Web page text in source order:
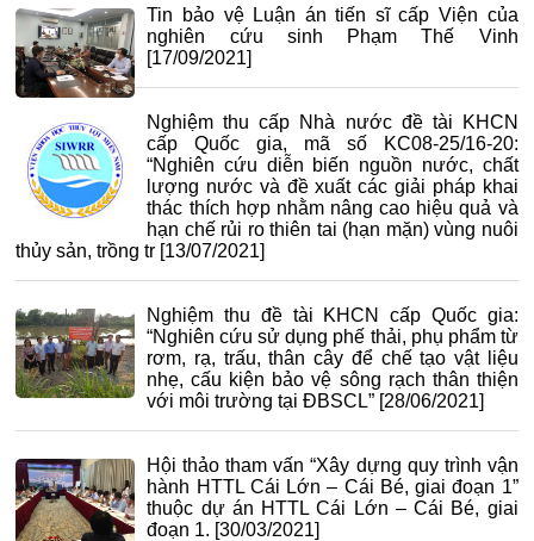
Tin bảo vệ Luận án tiến sĩ cấp Viện của
nghiên cứu sinh Phạm Thế Vinh
[17/09/2021]
Nghiệm thu cấp Nhà nước đề tài KHCN
cấp Quốc gia, mã số KC08-25/16-20:
“Nghiên cứu diễn biến nguồn nước, chất
lượng nước và đề xuất các giải pháp khai
thác thích hợp nhằm nâng cao hiệu quả và
hạn chế rủi ro thiên tai (hạn mặn) vùng nuôi
thủy sản, trồng tr [13/07/2021]
Nghiệm thu đề tài KHCN cấp Quốc gia:
“Nghiên cứu sử dụng phế thải, phụ phẩm từ
rơm, rạ, trấu, thân cây để chế tạo vật liệu
nhẹ, cấu kiện bảo vệ sông rạch thân thiện
với môi trường tại ĐBSCL” [28/06/2021]
Hội thảo tham vấn “Xây dựng quy trình vận
hành HTTL Cái Lớn – Cái Bé, giai đoạn 1”
thuộc dự án HTTL Cái Lớn – Cái Bé, giai
đoạn 1. [30/03/2021]